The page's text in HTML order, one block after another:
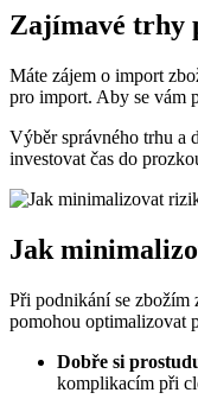
Zajímavé trhy
Máte zájem o import
pro import. Aby se vám
Výběr správného trhu a
investovat čas do
Jak
Při podnikání se zbožím
pomohou optimalizovat
Dobře si
komplikacím při